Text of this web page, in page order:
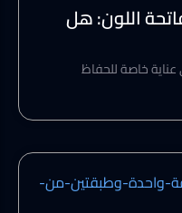
اللون: هل
عناية خاصة للحفاظ